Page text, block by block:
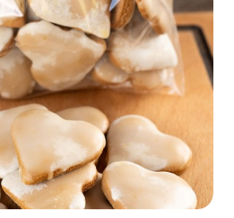
Do koszyka